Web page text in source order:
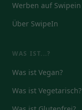
Werben auf Swipein
Über SwipeIn
WAS IST...?
Was ist Vegan?
Was ist Vegetarisch?